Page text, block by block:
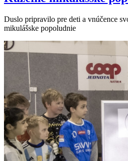
Duslo pripravilo pre deti a vnúčence
mikulášske popoludnie